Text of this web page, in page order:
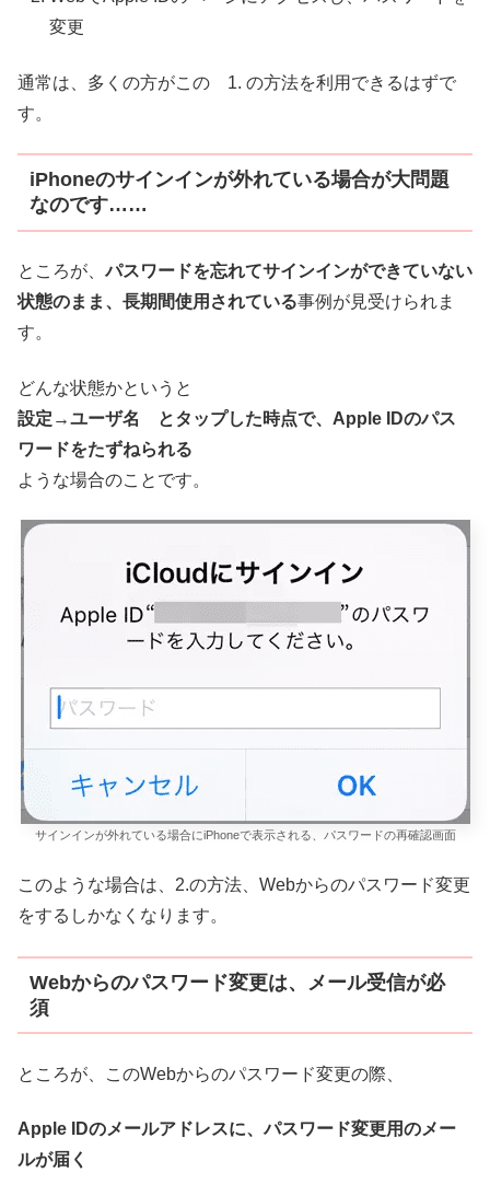
変更
通常は、多くの方がこの 1. の方法を利用できるはずで
す。
iPhoneのサインインが外れている場合が大問題
なのです……
ところが、パスワードを忘れてサインインができていない
状態のまま、長期間使用されている事例が見受けられま
す。
どんな状態かというと
設定→ユーザ名 とタップした時点で、Apple IDのパス
ワードをたずねられる
ような場合のことです。
サインインが外れている場合にiPhoneで表示される、パスワードの再確認画面
このような場合は、2.の方法、Webからのパスワード変更
をするしかなくなります。
Webからのパスワード変更は、メール受信が必
須
ところが、このWebからのパスワード変更の際、
Apple IDのメールアドレスに、パスワード変更用のメー
ルが届く